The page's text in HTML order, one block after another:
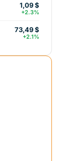
1,09 $
+2.3%
73,49 $
+2.1%